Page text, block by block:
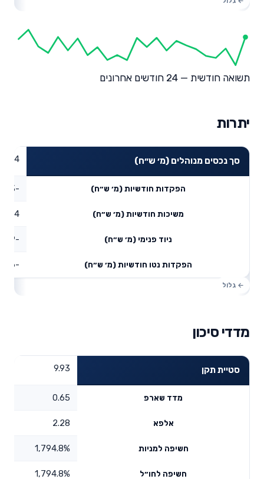
תשואה חודשית — 24 חודשים אחרונים
יתרות
סך נכסים מנוהלים (מ׳ ש״ח)
הפקדות חודשיות (מ׳ ש״ח) -1.03
משיכות חודשיות (מ׳ ש״ח) 0.84
ניוד פנימי (מ׳ ש״ח) -11.19
הפקדות נטו חודשיות (מ׳ ש״ח) -13.06
מדדי סיכון
סטיית תקן 9.93
מדד שארפ 0.65
אלפא 2.28
חשיפה למניות 1,794.8%
חשיפה לחו״ל 1,794.8%